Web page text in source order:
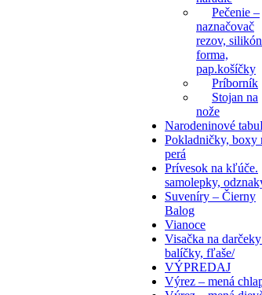
Pečenie –
naznačovač
rezov,
forma,
pap.košíčky
Príborník
Stojan na
nože
Narodeninové
Pokladničky, boxy
perá
Prívesok na kľúče.
samolepky,
Suveníry – Čierny
Balog
Vianoce
Visačka na
balíčky, fľaše/
VÝPREDAJ
Výrez – mená